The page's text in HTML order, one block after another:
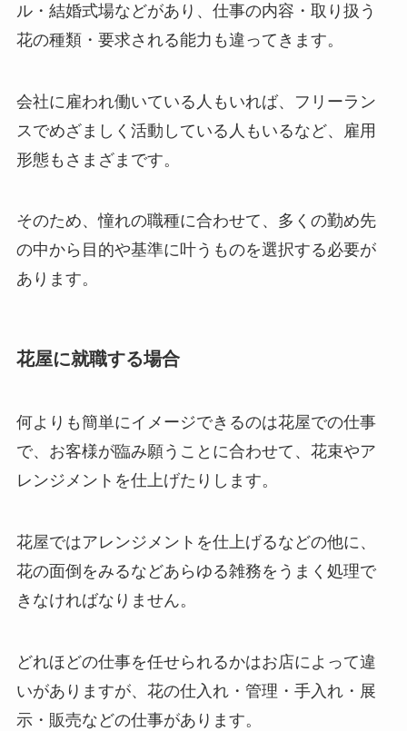
ル・結婚式場などがあり、仕事の内容・取り扱う
花の種類・要求される能力も違ってきます。
会社に雇われ働いている人もいれば、フリーラン
スでめざましく活動している人もいるなど、雇用
形態もさまざまです。
そのため、憧れの職種に合わせて、多くの勤め先
の中から目的や基準に叶うものを選択する必要が
あります。
花屋に就職する場合
何よりも簡単にイメージできるのは花屋での仕事
で、お客様が臨み願うことに合わせて、花束やア
レンジメントを仕上げたりします。
花屋ではアレンジメントを仕上げるなどの他に、
花の面倒をみるなどあらゆる雑務をうまく処理で
きなければなりません。
どれほどの仕事を任せられるかはお店によって違
いがありますが、花の仕入れ・管理・手入れ・展
示・販売などの仕事があります。